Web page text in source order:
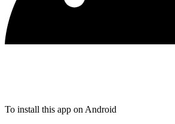
To install this app on Android